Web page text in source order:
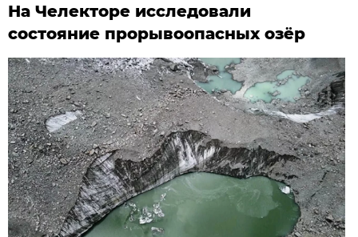
На Челекторе исследовали
состояние прорывоопасных озёр